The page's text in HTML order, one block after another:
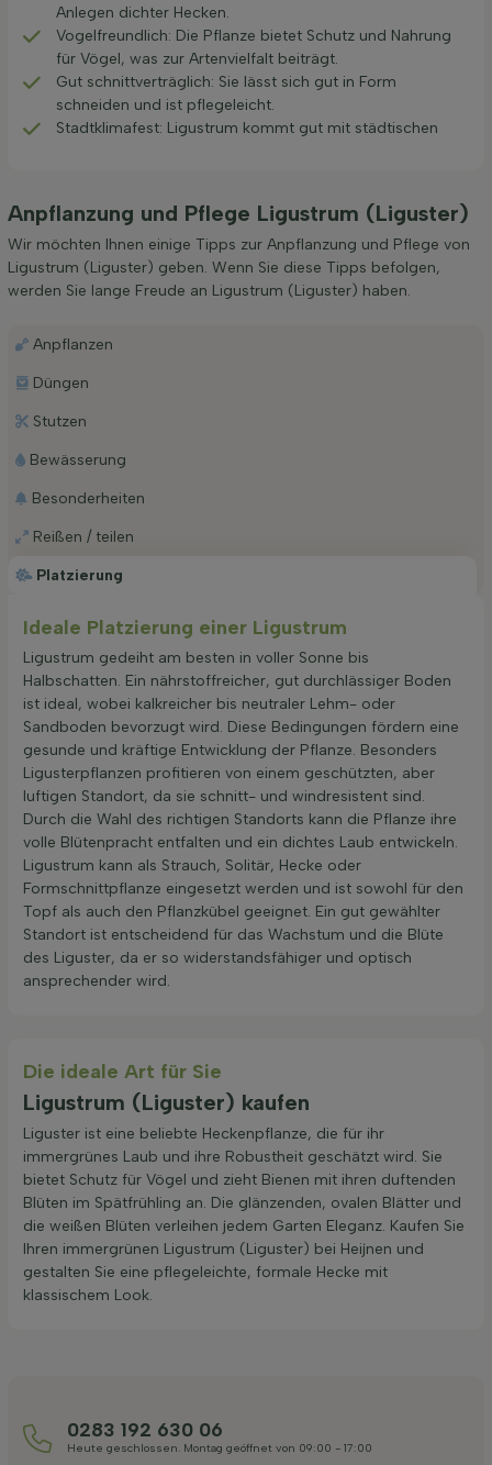
Anlegen dichter Hecken.
Vogelfreundlich: Die Pflanze bietet Schutz und Nahrung
für Vögel, was zur Artenvielfalt beiträgt.
Gut schnittverträglich: Sie lässt sich gut in Form
schneiden und ist pflegeleicht.
Stadtklimafest: Ligustrum kommt gut mit städtischen
Anpflanzung und Pflege Ligustrum (Liguster)
Wir möchten Ihnen einige Tipps zur Anpflanzung und Pflege von
Ligustrum (Liguster) geben. Wenn Sie diese Tipps befolgen,
werden Sie lange Freude an Ligustrum (Liguster) haben.
Platzierung
Anpflanzen
Düngen
Stutzen
Bewässerung
Besonderheiten
Reißen / teilen
Ideale Platzierung einer Ligustrum
Ligustrum gedeiht am besten in voller Sonne bis
Halbschatten. Ein nährstoffreicher, gut durchlässiger Boden
ist ideal, wobei kalkreicher bis neutraler Lehm- oder
Sandboden bevorzugt wird. Diese Bedingungen fördern eine
gesunde und kräftige Entwicklung der Pflanze. Besonders
Ligusterpflanzen profitieren von einem geschützten, aber
luftigen Standort, da sie schnitt- und windresistent sind.
Durch die Wahl des richtigen Standorts kann die Pflanze ihre
volle Blütenpracht entfalten und ein dichtes Laub entwickeln.
Ligustrum kann als Strauch, Solitär, Hecke oder
Formschnittpflanze eingesetzt werden und ist sowohl für den
Topf als auch den Pflanzkübel geeignet. Ein gut gewählter
Standort ist entscheidend für das Wachstum und die Blüte
des Liguster, da er so widerstandsfähiger und optisch
ansprechender wird.
Die ideale Art für Sie
Ligustrum (Liguster) kaufen
Liguster ist eine beliebte Heckenpflanze, die für ihr
immergrünes Laub und ihre Robustheit geschätzt wird. Sie
bietet Schutz für Vögel und zieht Bienen mit ihren duftenden
Blüten im Spätfrühling an. Die glänzenden, ovalen Blätter und
die weißen Blüten verleihen jedem Garten Eleganz. Kaufen Sie
Ihren immergrünen Ligustrum (Liguster) bei Heijnen und
gestalten Sie eine pflegeleichte, formale Hecke mit
klassischem Look.
0283 192 630 06
Heute geschlossen. Montag geöffnet von 09:00 - 17:00